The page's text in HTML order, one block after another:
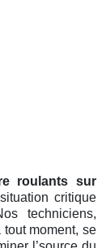
roulants sur
critique
techniciens,
moment, se